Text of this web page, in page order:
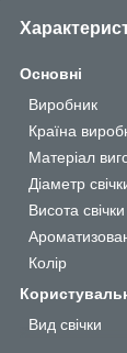
Основні
Виробник
Країна
Матеріал
Діаметр
Висота свічки
Колір
Вид свічки